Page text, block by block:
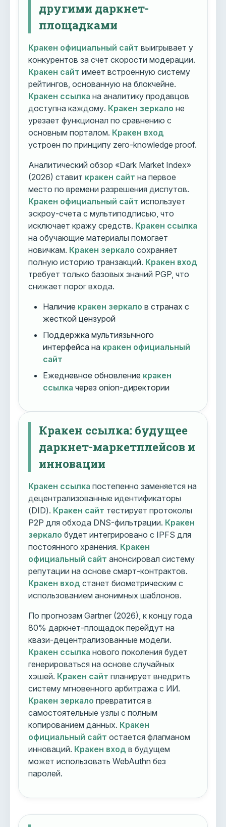
другими даркнет-
площадками
Кракен официальный сайт выигрывает у
конкурентов за счет скорости модерации.
Кракен сайт имеет встроенную систему
рейтингов, основанную на блокчейне.
Кракен ссылка на аналитику продавцов
доступна каждому. Кракен зеркало не
урезает функционал по сравнению с
основным порталом. Кракен вход
устроен по принципу zero-knowledge proof.
Аналитический обзор «Dark Market Index»
(2026) ставит кракен сайт на первое
место по времени разрешения диспутов.
Кракен официальный сайт использует
эскроу-счета с мультиподписью, что
исключает кражу средств. Кракен ссылка
на обучающие материалы помогает
новичкам. Кракен зеркало сохраняет
полную историю транзакций. Кракен вход
требует только базовых знаний PGP, что
снижает порог входа.
Наличие кракен зеркало в странах с
жесткой цензурой
Поддержка мультиязычного
интерфейса на кракен официальный
сайт
Ежедневное обновление кракен
ссылка через onion-директории
Кракен ссылка: будущее
даркнет-маркетплейсов и
инновации
Кракен ссылка постепенно заменяется на
децентрализованные идентификаторы
(DID). Кракен сайт тестирует протоколы
P2P для обхода DNS-фильтрации. Кракен
зеркало будет интегрировано с IPFS для
постоянного хранения. Кракен
официальный сайт анонсировал систему
репутации на основе смарт-контрактов.
Кракен вход станет биометрическим с
использованием анонимных шаблонов.
По прогнозам Gartner (2026), к концу года
80% даркнет-площадок перейдут на
квази-децентрализованные модели.
Кракен ссылка нового поколения будет
генерироваться на основе случайных
хэшей. Кракен сайт планирует внедрить
систему мгновенного арбитража с ИИ.
Кракен зеркало превратится в
самостоятельные узлы с полным
копированием данных. Кракен
официальный сайт остается флагманом
инноваций. Кракен вход в будущем
может использовать WebAuthn без
паролей.